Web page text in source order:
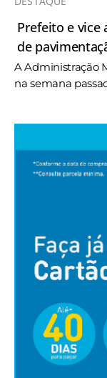
Prefeito e vice
de
A Administração
na semana